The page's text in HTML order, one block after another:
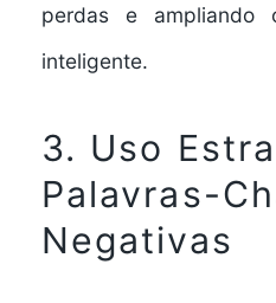
perdas e ampliando
inteligente.
3. Uso
Palavras-
Negativas